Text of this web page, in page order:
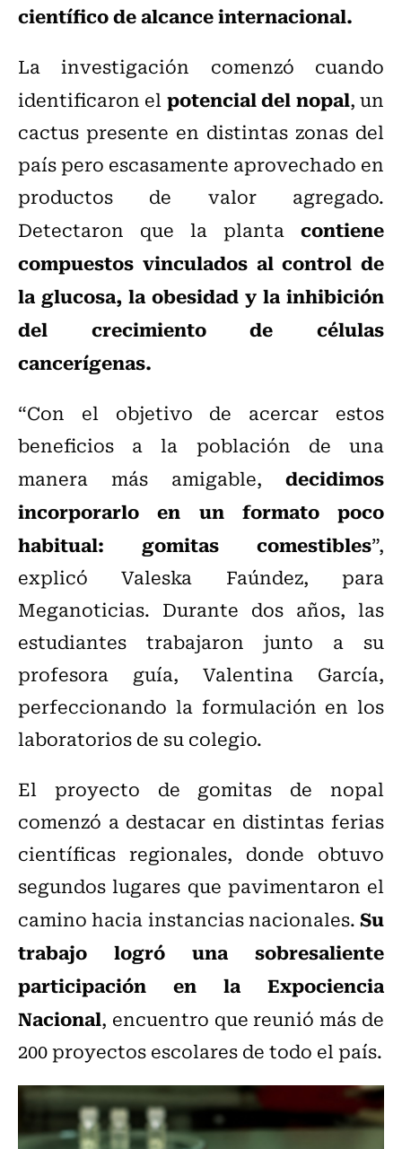
científico de alcance internacional.
La investigación comenzó cuando
identificaron elpotencial del nopal, un
cactus presente en distintas zonas del
país pero escasamente aprovechado en
productos de valor agregado.
Detectaron que la planta contiene
compuestos vinculados al control de
la glucosa, la obesidad y la inhibición
del crecimiento de células
cancerígenas.
“Con el objetivo de acercar estos
beneficios a la población de una
manera más amigable, decidimos
incorporarlo en un formato poco
habitual: gomitas comestibles”,
explicó Valeska Faúndez, para
Meganoticias. Durante dos años, las
estudiantes trabajaron junto a su
profesora guía, Valentina García,
perfeccionando la formulación en los
laboratorios de su colegio.
El proyecto de gomitas de nopal
comenzó a destacar en distintas ferias
científicas regionales, donde obtuvo
segundos lugares que pavimentaron el
camino hacia instancias nacionales.Su
trabajo logró una sobresaliente
participación en la Expociencia
Nacional, encuentro que reunió más de
200 proyectos escolares de todo el país.